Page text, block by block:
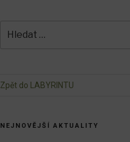
Zpět do LABYRINTU
NEJNOVĚJŠÍ AKTUALITY